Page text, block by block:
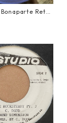
Retre